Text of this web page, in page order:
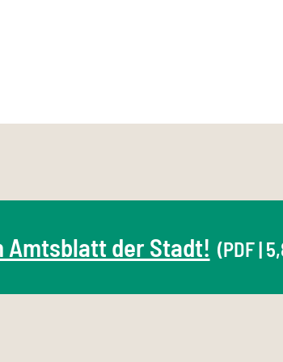
Amtsblatt der Stadt! (PDF |